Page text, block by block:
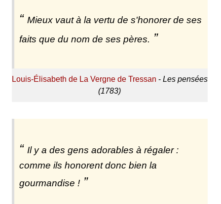
Mieux vaut à la vertu de s'honorer de ses
faits que du nom de ses pères.
Louis-Élisabeth de La Vergne de Tressan - Les pensées
(1783)
Il y a des gens adorables à régaler :
comme ils honorent donc bien la
gourmandise !